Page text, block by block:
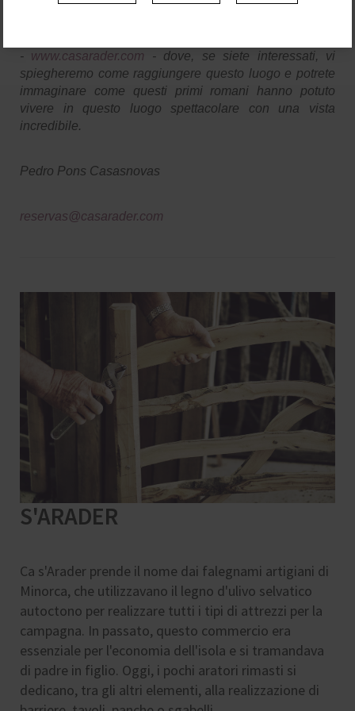
- www.casarader.com - dove, se siete interessati, vi
spiegheremo come raggiungere questo luogo e potrete
immaginare come questi primi romani hanno potuto
vivere in questo luogo spettacolare con una vista
incredibile.
Pedro Pons Casasnovas
reservas@casarader.com
S'ARADER
Ca s'Arader prende il nome dai falegnami artigiani di
Minorca, che utilizzavano il legno d'ulivo selvatico
autoctono per realizzare tutti i tipi di attrezzi per la
campagna. In passato, questo commercio era
essenziale per l'economia dell'isola e si tramandava
di padre in figlio. Oggi, i pochi aratori rimasti si
dedicano, tra gli altri elementi, alla realizzazione di